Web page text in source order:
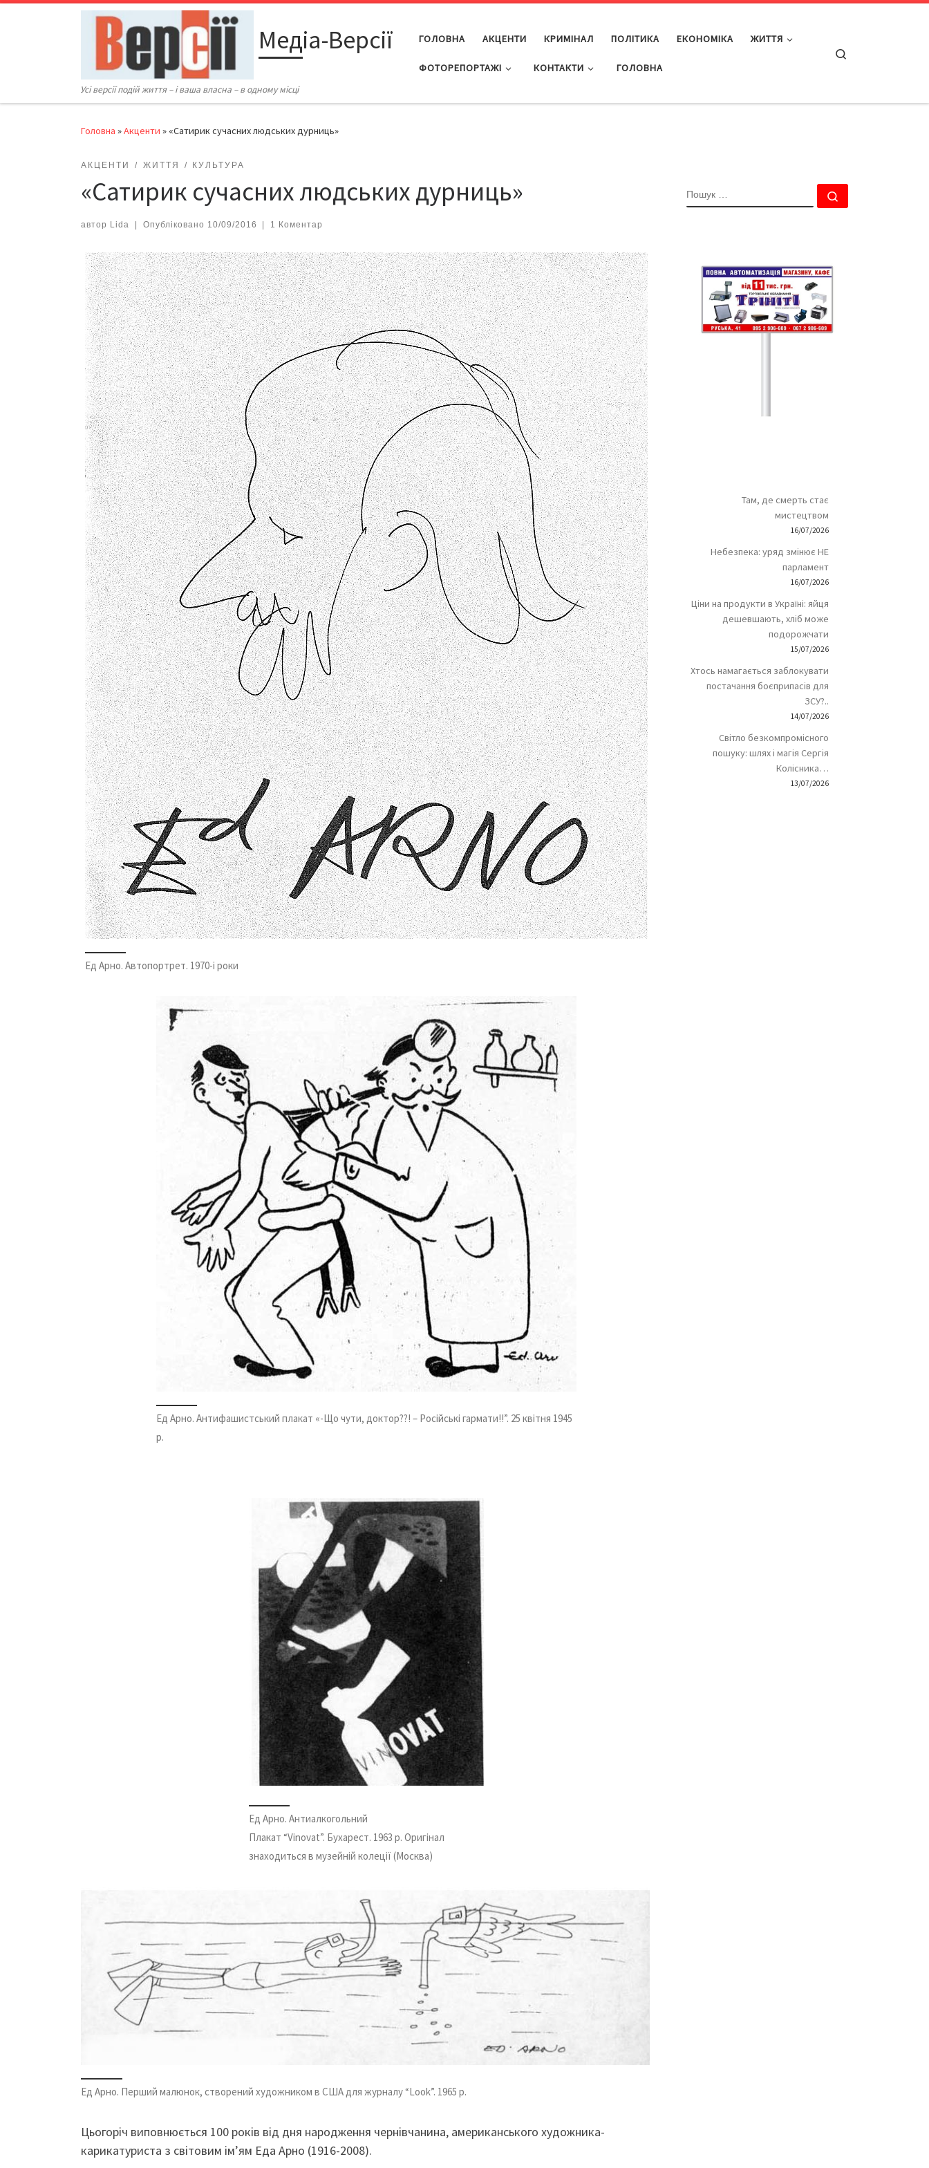
Перейти до вмісту
Медіа-Версії
Усі версії подій життя – і ваша власна – в одному місці
ГОЛОВНА АКЦЕНТИ КРИМІНАЛ ПОЛІТИКА ЕКОНОМІКА ЖИТТЯ
ФОТОРЕПОРТАЖІ КОНТАКТИ ГОЛОВНА
Головна »Акценти » «Cатирик сучасних людських дурниць»
АКЦЕНТИ ЖИТТЯ КУЛЬТУРА
«Cатирик сучасних людських дурниць»
автор Lida Опубліковано 10/09/2016 1 Коментар
Ед Арно. Автопортрет. 1970-і роки
Ед Арно. Антифашистський плакат «-Що чути, доктор??! – Російські гармати!!”. 25 квітня 1945
р.
Ед Арно. Антиалкогольний
Плакат “Vinovat”. Бухарест. 1963 р. Оригінал
знаходиться в музейній колеції (Москва)
Ед Арно. Перший малюнок, створений художником в США для журналу “Look”. 1965 р.
Цьогоріч виповнюється 100 років від дня народження чернівчанина, американського художника-
карикатуриста з світовим ім’ям Еда Арно (1916-2008).
ПОШУК
Там, де смерть стає
мистецтвом
16/07/2026
Небезпека: уряд змінює НЕ
парламент
16/07/2026
Ціни на продукти в Україні: яйця
дешевшають, хліб може
подорожчати
15/07/2026
Хтось намагається заблокувати
постачання боєприпасів для
ЗСУ?..
14/07/2026
Світло безкомпромісного
пошуку: шлях і магія Сергія
Колісника…
13/07/2026